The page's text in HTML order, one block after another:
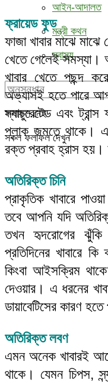
আইন-আদালত
মন্ত্রী কথন
স্বাস্থ্য
ফলাফল নেই
সকল ফলাফল দেখুন
ফ্রায়েড ফুড
ফাজা খাবার মাঝে
খেতে গেলেই সমস্যা।
খাবার খেতে পছন্দ
অভ্যাসই হতে পারে
স্যাচুরেটেড এবং
প্লাক জমতে থাকে।
রক্ত প্রবাহ হ্রাস হয়।
অতিরিক্ত চিনি
প্রাকৃতিক খাবারে
তবে আপনি যদি
তখন হৃদরোগের ঝুঁকি
প্রতিদিনের খাবারে
কিংবা আইসক্রিম
দেওয়ার। এ ধরনের
ডায়াবেটিসের কারণ হতে
অতিরিক্ত লবণ
এমন অনেক খাবারই
থাকে। যেমন চিপস,